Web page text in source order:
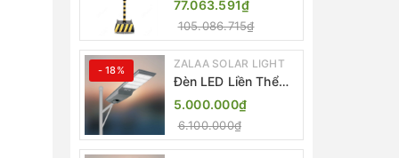
Lượng Mặt Trời
ZALAA ZL-409300C
77.063.591₫
105.086.715₫
- 18% ZALAA SOLAR LIGHT
Đèn LED Liền Thể
ZALAA Solar Street
Light ZKC-TG 20W
25W 30W All In One
5.000.000₫
6.100.000₫